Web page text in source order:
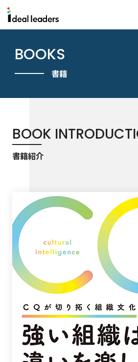
BOOKS
書籍
BOOK
書籍紹介